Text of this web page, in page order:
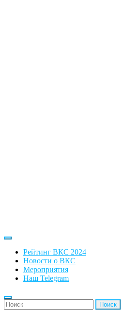
Рейтинг ВКС 2024
Новости о ВКС
Мероприятия
Наш Telegram
'Найти: